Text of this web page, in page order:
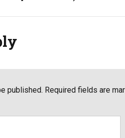
published. Required fields are